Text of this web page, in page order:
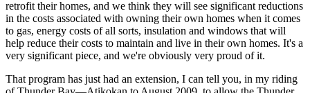
retrofit their homes, and we think they will see significant reductions
in the costs associated with owning their own homes when it comes
to gas, energy costs of all sorts, insulation and windows that will
help reduce their costs to maintain and live in their own homes. It's a
very significant piece, and we're obviously very proud of it.
That program has just had an extension, I can tell you, in my riding